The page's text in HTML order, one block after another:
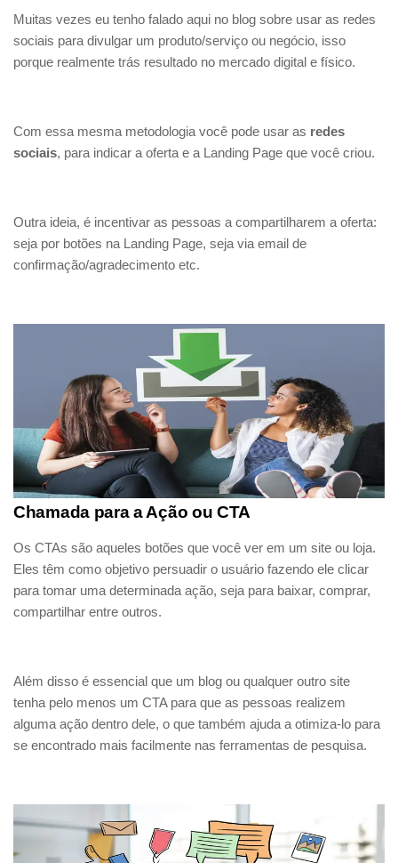
Muitas vezes eu tenho falado aqui no blog sobre usar as redes
sociais para divulgar um produto/serviço ou negócio, isso
porque realmente trás resultado no mercado digital e físico.
Com essa mesma metodologia você pode usar as redes
sociais, para indicar a oferta e a Landing Page que você criou.
Outra ideia, é incentivar as pessoas a compartilharem a oferta:
seja por botões na Landing Page, seja via email de
confirmação/agradecimento etc.
Chamada para a Ação ou CTA
Os CTAs são aqueles botões que você ver em um site ou loja.
Eles têm como objetivo persuadir o usuário fazendo ele clicar
para tomar uma determinada ação, seja para baixar, comprar,
compartilhar entre outros.
Além disso é essencial que um blog ou qualquer outro site
tenha pelo menos um CTA para que as pessoas realizem
alguma ação dentro dele, o que também ajuda a otimiza-lo para
se encontrado mais facilmente nas ferramentas de pesquisa.